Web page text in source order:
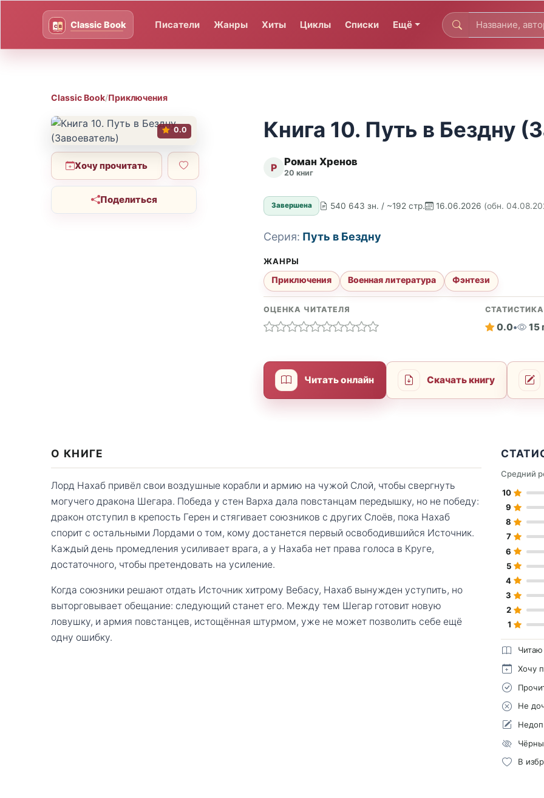
Писатели Жанры Хиты Циклы Списки Ещё
Classic Book/Приключения
0.0
Хочу прочитать
Поделиться
Книга 10. Путь в Бездну
Р Роман Хренов
20 книг
Завершена 540 643 зн. / ~192 стр. 16.06.2026 (обн.
Серия: Путь в Бездну
ЖАНРЫ
Приключения Военная литература Фэнтези
ОЦЕНКА ЧИТАТЕЛЯ СТАТИСТИКА
0.0• 15
Читать онлайн Скачать книгу
О КНИГЕ
Лорд Нахаб привёл свои воздушные корабли и армию на чужой Слой, чтобы свергнуть
могучего дракона Шегара. Победа у стен Варха дала повстанцам передышку, но не победу:
дракон отступил в крепость Герен и стягивает союзников с других Слоёв, пока Нахаб
спорит с остальными Лордами о том, кому достанется первый освободившийся Источник.
Каждый день промедления усиливает врага, а у Нахаба нет права голоса в Круге,
достаточного, чтобы претендовать на усиление.
Когда союзники решают отдать Источник хитрому Вебасу, Нахаб вынужден уступить, но
выторговывает обещание: следующий станет его. Между тем Шегар готовит новую
ловушку, и армия повстанцев, истощённая штурмом, уже не может позволить себе ещё
одну ошибку.
Средний
10
9
8
7
6
5
4
3
2
1
Читаю
Хочу
Не
В